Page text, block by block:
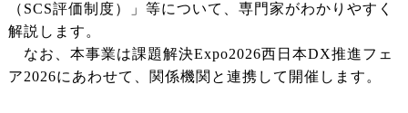
（SCS評価制度）」等について、専門家がわかりやすく
解説します。
なお、本事業は課題解決Expo2026西日本DX推進フェ
ア2026にあわせて、関係機関と連携して開催します。